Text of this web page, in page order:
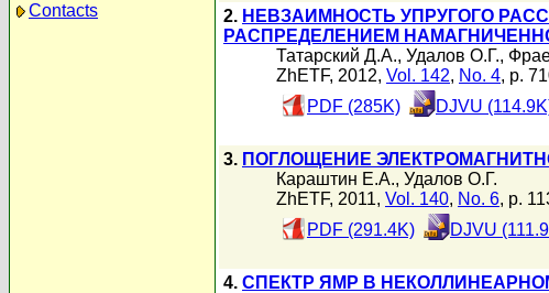
Contacts
2. НЕВЗАИМНОСТЬ УПРУГОГО
РАСПРЕДЕЛЕНИЕМ
Татарский Д.А., Удалов О.Г.,
ZhETF, 2012, Vol. 142, No. 4, p.
PDF (285K)
DJVU
3. ПОГЛОЩЕНИЕ
Караштин Е.А., Удалов О.Г.
ZhETF, 2011, Vol. 140, No. 6, p.
PDF (291.4K)
DJVU
4. СПЕКТР ЯМР В